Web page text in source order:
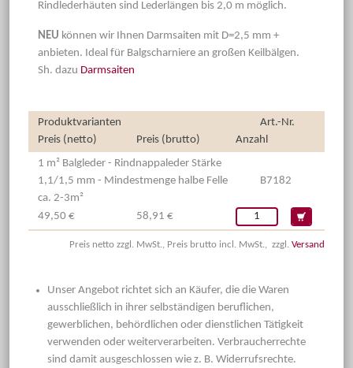
Rindlederhäuten sind Lederlängen bis 2,0 m möglich.
NEU können wir Ihnen Darmsaiten mit D=2,5 mm +
anbieten. Ideal für Balgscharniere an großen Keilbälgen.
Sh. dazu Darmsaiten
Produktvarianten
Art.-Nr.
Preis (netto)
Preis (brutto)
Anzahl
1 m² Balgleder - Rindnappaleder Stärke
1,1/1,5 mm - Mindestmenge halbe Felle
ca. 2-3m²
B7182
49,50 € 58,91 €
Preis netto zzgl. MwSt., Preis brutto incl. MwSt., zzgl. Versand
Unser Angebot richtet sich an Käufer, die die Waren
ausschließlich in ihrer selbständigen beruflichen,
gewerblichen, behördlichen oder dienstlichen Tätigkeit
verwenden oder weiterverarbeiten. Verbraucherrechte
sind damit ausgeschlossen wie z. B. Widerrufsrechte.